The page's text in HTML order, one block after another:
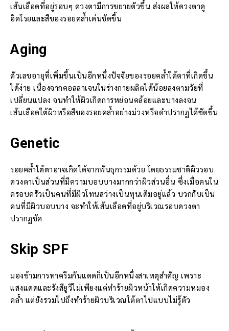
เส้นเลือดที่อยู่รอบๆ ดวงตามีการขยายตัวขึ้น ส่งผลให้ดวงตาดู
อิดโรยและสีของรอยคล้ำเด่นชัดขึ้น
Aging
ตัวเลขอายุที่เพิ่มขึ้นเป็นอีกหนึ่งปัจจัยของรอยคล้ำใต้ตาที่เกิดขึ้น
ได้ง่าย เนื่องจากคอลลาเจนในร่างกายผลิตได้น้อยลงตามวัยที่
เปลี่ยนแปลง จนทำให้ผิวเกิดการหย่อนคล้อยและบางลงจน
เส้นเลือดใต้ผิวหรือสีของรอยคล้ำอย่างม่วงหรือดำปรากฏได้ชัดขึ้น
Genetic
รอยคล้ำใต้ตาอาจเกิดได้จากพันธุกรรมด้วย โดยธรรมชาติผิวรอบ
ดวงตาเป็นส่วนที่มีความบอบบางมากกว่าผิวส่วนอื่น ซึ่งเมื่อคนใน
ครอบครัวเป็นคนที่มีผิวโทนสว่างเป็นทุนเดิมอยู่แล้ว บวกกับเป็น
คนที่มีผิวบอบบาง จะทำให้เส้นเลือดที่อยู่บริเวณรอบดวงตา
ปรากฏชัด
Skip SPF
มองข้ามการทาครีมกันแดดก็เป็นอีกหนึ่งสาเหตุสำคัญ เพราะ
แสงแดดและรังสียูวีไม่เพียงแต่ทำร้ายผิวหน้าให้เกิดความหมอง
คล้ำ แต่ยังรวมไปถึงทำร้ายผิวบริเวณใต้ตาไปแบบไม่รู้ตัว